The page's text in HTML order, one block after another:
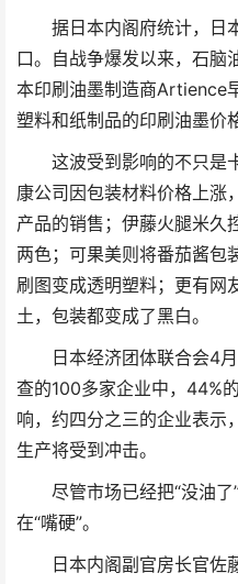
据日本内阁府统计，日
口。自战争爆发以来，石脑
本印刷油墨制造商Artience
塑料和纸制品的印刷油墨价
这波受到影响的不只是
康公司因包装材料价格上涨
产品的销售；伊藤火腿米久
两色；可果美则将番茄酱包
刷图变成透明塑料；更有网
土，包装都变成了黑白。
日本经济团体联合会4月
查的100多家企业中，44%
响，约四分之三的企业表示
生产将受到冲击。
尽管市场已经把“没油了
在“嘴硬”。
日本内阁副官房长官佐